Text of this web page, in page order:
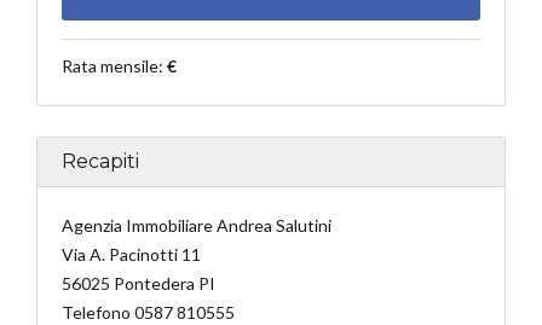
Rata mensile: €
Recapiti
Agenzia Immobiliare Andrea Salutini
Via A. Pacinotti 11
56025 Pontedera PI
Telefono 0587 810555